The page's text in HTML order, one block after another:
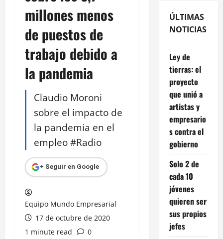
millones menos
de puestos de
trabajo debido a
la pandemia
Claudio Moroni
sobre el impacto de
la pandemia en el
empleo #Radio
+ Seguir en Google
Equipo Mundo Empresarial
17 de octubre de 2020
1 minute read
0
ÚLTIMAS
NOTICIAS
Ley de
tierras: el
proyecto
que unió a
artistas y
empresario
s contra el
gobierno
Solo 2 de
cada 10
jóvenes
quieren ser
sus propios
jefes